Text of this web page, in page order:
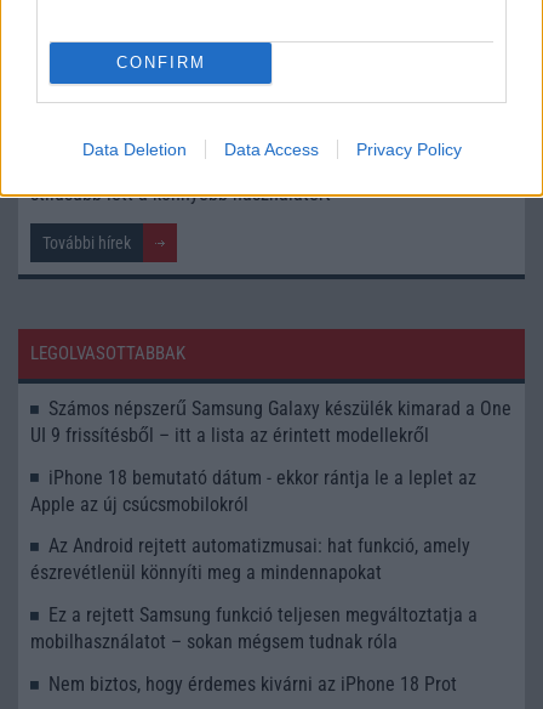
CONFIRM
Data Deletion Data Access Privacy Policy
Google ismét aktiválja a frissítést
Apró, de látványos frissítést kap a Google Messages – így
A Gmail Android-widgetje most még Material 3 Expressive-
stílusúbb lett a könnyebb használatért
További hírek
LEGOLVASOTTABBAK
Számos népszerű Samsung Galaxy készülék kimarad a One
UI 9 frissítésből – itt a lista az érintett modellekről
iPhone 18 bemutató dátum - ekkor rántja le a leplet az
Apple az új csúcsmobilokról
Az Android rejtett automatizmusai: hat funkció, amely
észrevétlenül könnyíti meg a mindennapokat
Ez a rejtett Samsung funkció teljesen megváltoztatja a
mobilhasználatot – sokan mégsem tudnak róla
Nem biztos, hogy érdemes kivárni az iPhone 18 Prot